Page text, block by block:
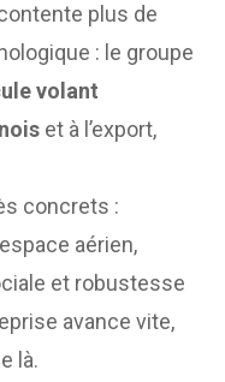
plus de
: le groupe
volant
et à l’export,
concrets :
aérien,
et robustesse
avance vite,
là.